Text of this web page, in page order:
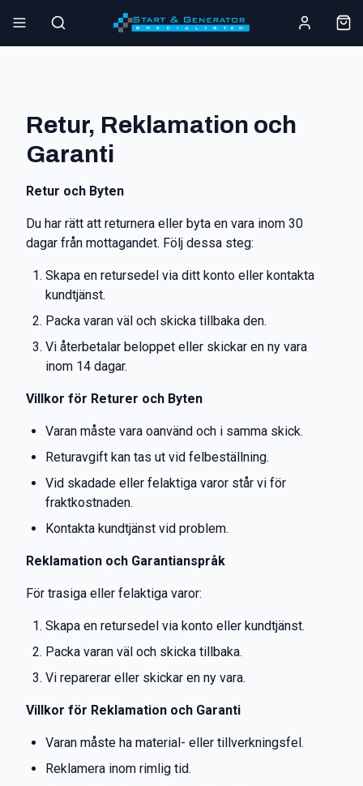
Retur, Reklamation och
Garanti
Retur och Byten
Du har rätt att returnera eller byta en vara inom 30
dagar från mottagandet. Följ dessa steg:
Skapa en retursedel via ditt konto eller kontakta
kundtjänst.
Packa varan väl och skicka tillbaka den.
Vi återbetalar beloppet eller skickar en ny vara
inom 14 dagar.
Villkor för Returer och Byten
Varan måste vara oanvänd och i samma skick.
Returavgift kan tas ut vid felbeställning.
Vid skadade eller felaktiga varor står vi för
fraktkostnaden.
Kontakta kundtjänst vid problem.
Reklamation och Garantianspråk
För trasiga eller felaktiga varor:
Skapa en retursedel via konto eller kundtjänst.
Packa varan väl och skicka tillbaka.
Vi reparerar eller skickar en ny vara.
Villkor för Reklamation och Garanti
Varan måste ha material- eller tillverkningsfel.
Reklamera inom rimlig tid.